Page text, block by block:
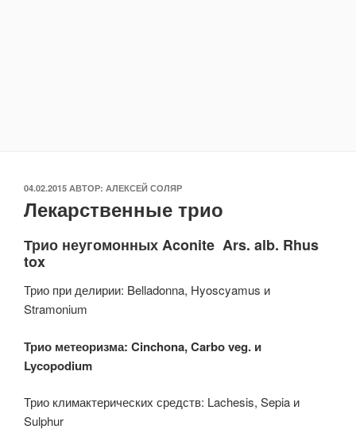
ОПУБЛИКОВАНО
04.02.2015 АВТОР: АЛЕКСЕЙ СОЛЯР
Лекарственные трио
Трио неугомонных Aconite Ars. alb. Rhus
tox
Трио при делирии: Belladonna, Hyoscyamus и
Stramonium
Трио метеоризма: Cinchona, Carbo veg. и
Lycopodium
Трио климактерических средств: Lachesis, Sepia и
Sulphur